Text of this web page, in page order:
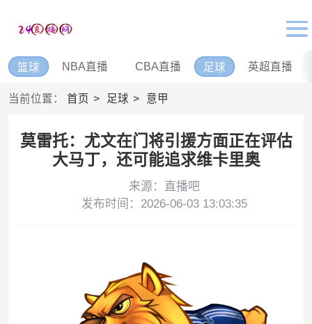
篮球 NBA直播 CBA直播 足球 英超直播
当前位置： 首页 足球 意甲
莫雷托：尤文在门将引援方面正在评估
大马丁，还可能追求维卡里奥
来源：直播吧
发布时间：2026-06-03 13:03:35